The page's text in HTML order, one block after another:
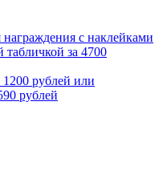
с наклейками
табличкой за 4700
рублей или
рублей